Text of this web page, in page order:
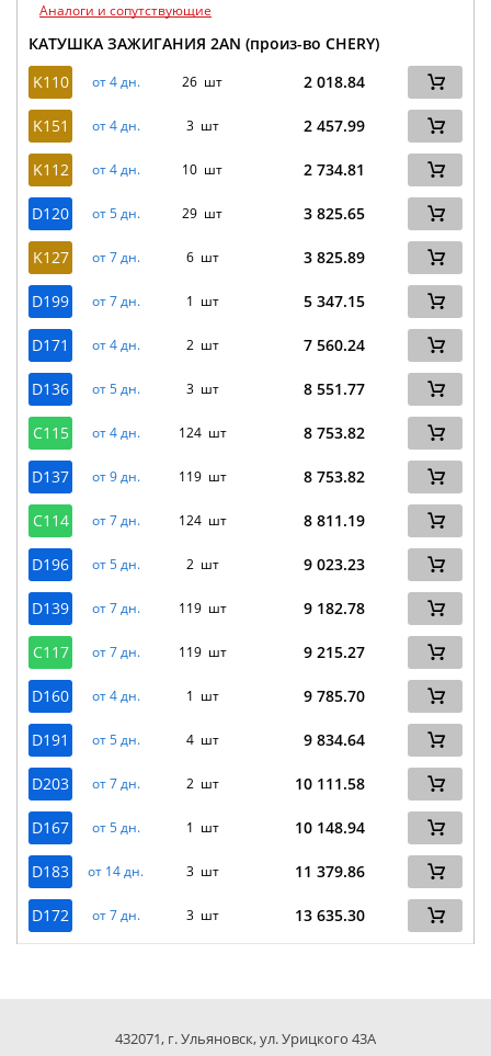
Аналоги и сопутствующие
КАТУШКА ЗАЖИГАНИЯ 2AN (произ-во CHERY)
K110
от 4 дн. 26 шт 2 018.84
K151 от 4 дн. 3 шт 2 457.99
K112 от 4 дн. 10 шт 2 734.81
D120 от 5 дн. 29 шт 3 825.65
K127 от 7 дн. 6 шт 3 825.89
D199 от 7 дн. 1 шт 5 347.15
D171 от 4 дн. 2 шт 7 560.24
D136 от 5 дн. 3 шт 8 551.77
C115 от 4 дн. 124 шт 8 753.82
D137 от 9 дн. 119 шт 8 753.82
C114 от 7 дн. 124 шт 8 811.19
D196 от 5 дн. 2 шт 9 023.23
D139 от 7 дн. 119 шт 9 182.78
C117 от 7 дн. 119 шт 9 215.27
D160 от 4 дн. 1 шт 9 785.70
D191 от 5 дн. 4 шт 9 834.64
D203 от 7 дн. 2 шт 10 111.58
D167 от 5 дн. 1 шт 10 148.94
D183 от 14 дн. 3 шт 11 379.86
D172 от 7 дн. 3 шт 13 635.30
432071, г. Ульяновск, ул. Урицкого 43А